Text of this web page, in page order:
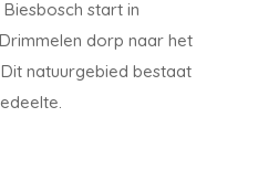
start in
dorp naar het
natuurgebied bestaat